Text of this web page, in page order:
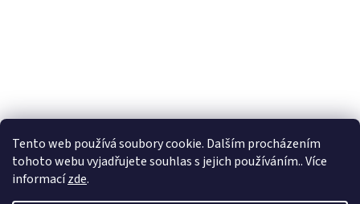
Tento web používá soubory cookie. Dalším procházením
tohoto webu vyjadřujete souhlas s jejich používáním.. Více
informacízde.